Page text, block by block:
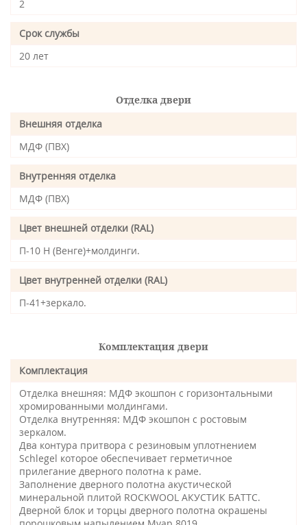
2
Срок службы
20 лет
Отделка двери
Внешняя отделка
МДФ (ПВХ)
Внутренняя отделка
МДФ (ПВХ)
Цвет внешней отделки (RAL)
П-10 Н (Венге)+молдинги.
Цвет внутренней отделки (RAL)
П-41+зеркало.
Комплектация двери
Комплектация
Отделка внешняя: МДФ экошпон с горизонтальными
хромированными молдингами.
Отделка внутренняя: МДФ экошпон с ростовым
зеркалом.
Два контура притвора с резиновым уплотнением
Schlegel которое обеспечивает герметичное
прилегание дверного полотна к раме.
Заполнение дверного полотна акустической
минеральной плитой ROCKWOOL АКУСТИК БАТТС.
Дверной блок и торцы дверного полотна окрашены